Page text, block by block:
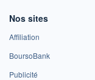
Nos sites
Affiliation
BoursoBank
Publicité